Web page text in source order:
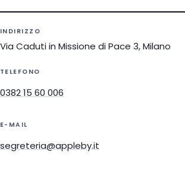
INDIRIZZO
Via Caduti in Missione di Pace 3, Milano
TELEFONO
0382 15 60 006
E-MAIL
segreteria@appleby.it